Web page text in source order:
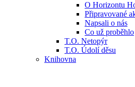
O Horizontu
Připravované
Napsali o nás
Co už proběhlo
T.O. Netopýr
T.O. Údolí děsu
Knihovna